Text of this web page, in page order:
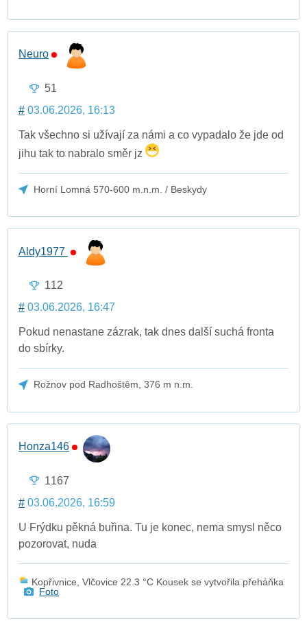
Neuro
51
# 03.06.2026, 16:13
Tak všechno si užívají za námi a co vypadalo že jde od
jihu tak to nabralo směr jz
Horní Lomná 570-600 m.n.m. / Beskydy
Aldy1977
112
# 03.06.2026, 16:47
Pokud nenastane zázrak, tak dnes další suchá fronta
do sbírky.
Rožnov pod Radhoštěm, 376 m n.m.
Honza146
1167
# 03.06.2026, 16:59
U Frýdku pěkná buřina. Tu je konec, nema smysl něco
pozorovat, nuda
Kopřivnice, Vlčovice 22.3 °C Kousek se vytvořila přeháňka
Foto